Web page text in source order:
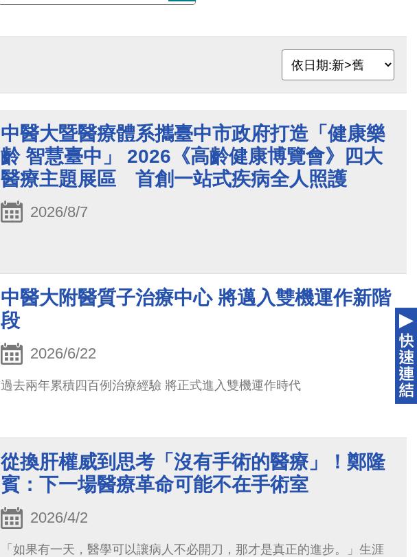
中醫大暨醫療體系攜臺中市政府打造「健康樂
齡 智慧臺中」 2026《高齡健康博覽會》四大
醫療主題展區 首創一站式疾病全人照護
2026/8/7
中醫大附醫質子治療中心 將邁入雙機運作新階
段
2026/6/22
過去兩年累積四百例治療經驗 將正式進入雙機運作時代
從換肝權威到思考「沒有手術的醫療」！鄭隆
賓：下一場醫療革命可能不在手術室
2026/4/2
「如果有一天，醫學可以讓病人不必開刀，那才是真正的進步。」生涯